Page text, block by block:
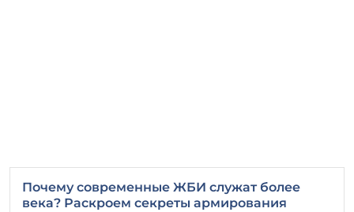
Почему современные ЖБИ служат более
века? Раскроем секреты армирования